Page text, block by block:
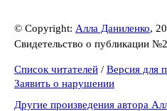
© Copyright: Алла Даниленко,
Свидетельство о публикации
Список читателей / Версия для
Заявить о нарушении
Другие произведения автора